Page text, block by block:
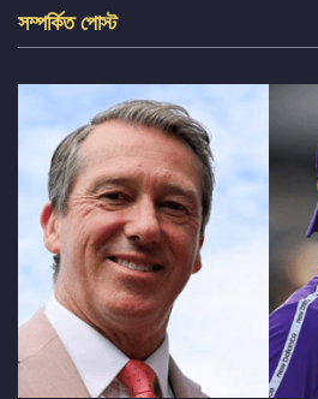
সম্পর্কিত পোস্ট